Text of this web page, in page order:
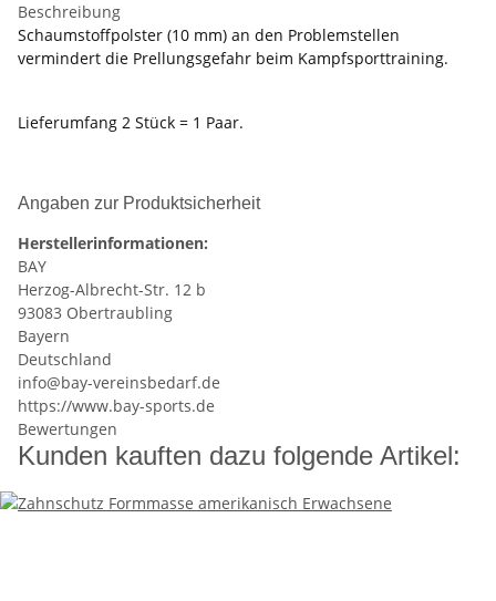
Beschreibung
Schaumstoffpolster (10 mm) an den Problemstellen
vermindert die Prellungsgefahr beim Kampfsporttraining.
Lieferumfang 2 Stück = 1 Paar.
Angaben zur Produktsicherheit
Herstellerinformationen:
BAY
Herzog-Albrecht-Str. 12 b
93083 Obertraubling
Bayern
Deutschland
info@bay-vereinsbedarf.de
https://www.bay-sports.de
Bewertungen
Kunden kauften dazu folgende Artikel: